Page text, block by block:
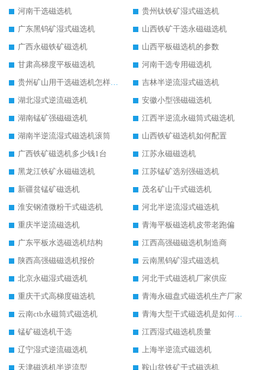
河南干选磁选机
贵州钛铁矿湿式磁选机
广东黑钨矿湿式磁选机
山西铁矿干选永磁磁选机
广西永磁铁矿磁选机
山西平板磁选机的参数
甘肃高梯度平板磁选机
河南干选专用磁选机
贵州矿山用干选磁选机怎样调磁
吉林半逆流湿式磁选机
湖北湿式逆流磁选机
安徽小型强磁磁选机
湖南锰矿强磁磁选机
江西半逆流永磁筒式磁选机
湖南半逆流湿式磁选机滚筒
山西铁矿磁选机如何配置
广西铁矿磁选机多少钱1台
江苏永磁磁选机
黑龙江铁矿永磁磁选机
江苏锰矿选别强磁选机
新疆贫锰矿磁选机
茂名矿山干式磁选机
淮安钢渣微粉干式磁选机
河北半逆流湿式磁选机
重庆半逆流磁选机
青海平板磁选机皮带老跑偏
广东平板水选磁选机结构
江西高强磁磁选机制造商
陕西高强磁磁选机报价
云南黑钨矿湿式磁选机
北京永磁湿式磁选机
河北干式磁选机厂家供应
重庆干式高梯度磁选机
青海永磁盘式磁选机生产厂家
云南ctb永磁筒式磁选机
青海大型干式磁选机是如何选矿的
锰矿磁选机干选
江西湿式磁选机质量
辽宁湿式逆流磁选机
上海半逆流式磁选机
天津磁选机半逆流型
鞍山贫铁矿干式磁选机